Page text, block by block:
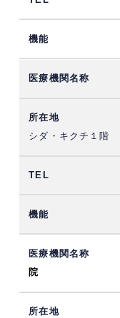
シダ・キクチ１階
院